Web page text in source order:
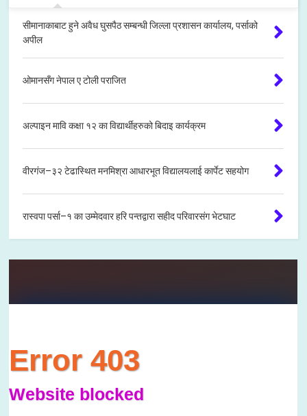
सीमानाकाबाट हुने अवैध घुसपैठ सम्बन्धी जिल्ला प्रशासन कार्यालय, पर्साको
अपील
ओमानसँग नेपाल ए टोली पराजित
अल्पाइन मावि कक्षा १२ का विद्यार्थीहरुको बिदाइ कार्यक्रम
वीरगंज–३२ टेढास्थित मनमिश्रा आधारभूत विद्यालयलाई कार्पेट सहयोग
रास्वपा पर्सा–१ का उम्मेदवार हरि पन्तद्वारा सहीद परिवारसंग भेटघाट